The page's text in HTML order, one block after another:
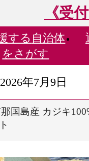
《受
する 自治体
をさがす
2026年7月9日
国島産 カジキ